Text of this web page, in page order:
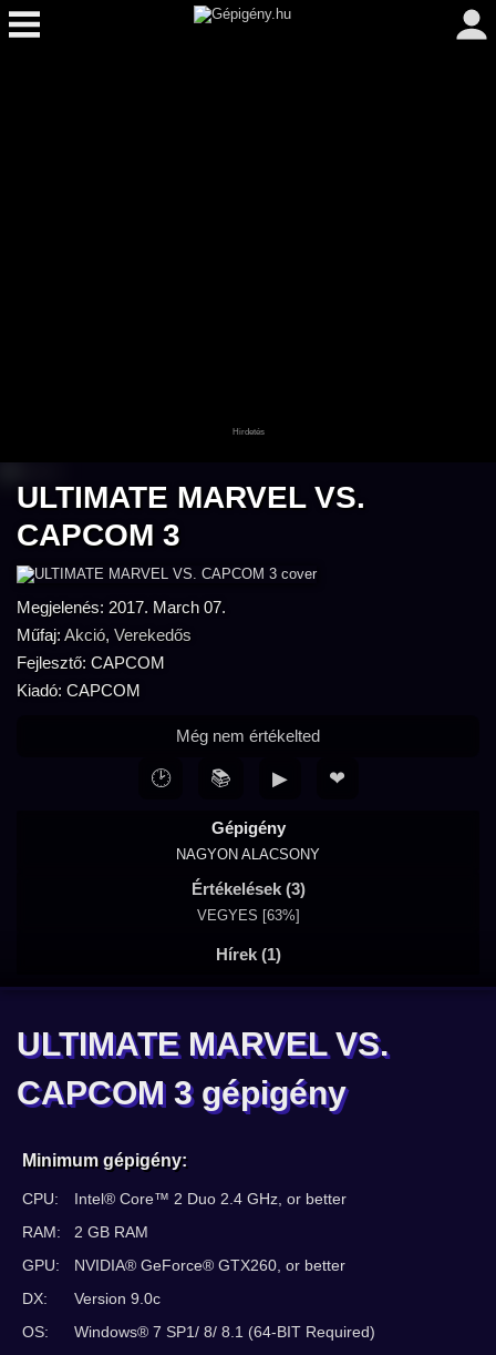
ULTIMATE MARVEL VS.
CAPCOM 3
Megjelenés: 2017. March 07.
Műfaj: Akció, Verekedős
Fejlesztő: CAPCOM
Kiadó: CAPCOM
Gépigény
NAGYON ALACSONY
Értékelések (3)
VEGYES [63%]
Hírek (1)
Még nem értékelted
🕑 📚 ▶ ❤
ULTIMATE MARVEL VS.
CAPCOM 3 gépigény
Minimum gépigény:
CPU:
Intel® Core™ 2 Duo 2.4 GHz, or better
RAM:
2 GB RAM
GPU:
NVIDIA® GeForce® GTX260, or better
DX:
Version 9.0c
OS:
Windows® 7 SP1/ 8/ 8.1 (64-BIT Required)